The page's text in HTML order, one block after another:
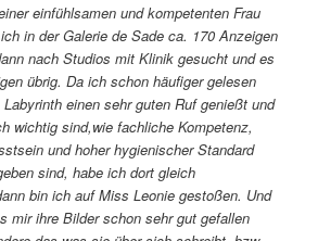
einfühlsamen und kompetenten Frau
in der Galerie de Sade ca. 170 Anzeigen
nach Studios mit Klinik gesucht und es
übrig. Da ich schon häufiger gelesen
einen sehr guten Ruf genießt und
wichtig sind,wie fachliche Kompetenz,
und hoher hygienischer Standard
sind, habe ich dort gleich
bin ich auf Miss Leonie gestoßen. Und
mir ihre Bilder schon sehr gut gefallen